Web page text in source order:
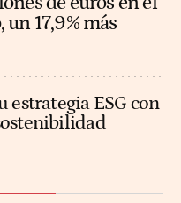
17,9% más
estrategia ESG con